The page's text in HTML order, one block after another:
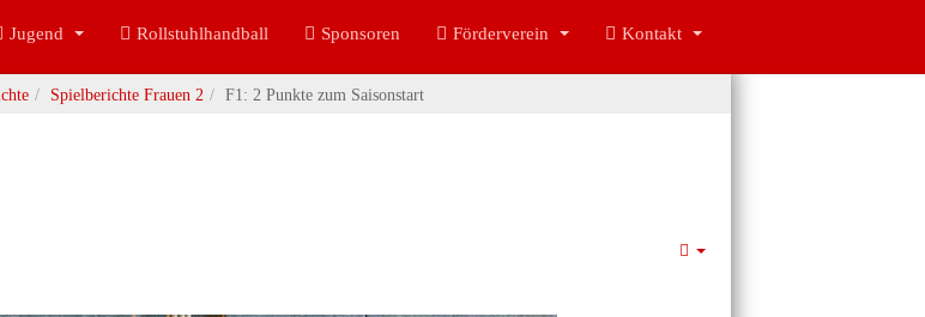
Jugend Rollstuhlhandball Sponsoren Förderverein Kontakt
Spielberichte Frauen 2 F1: 2 Punkte zum Saisonstart